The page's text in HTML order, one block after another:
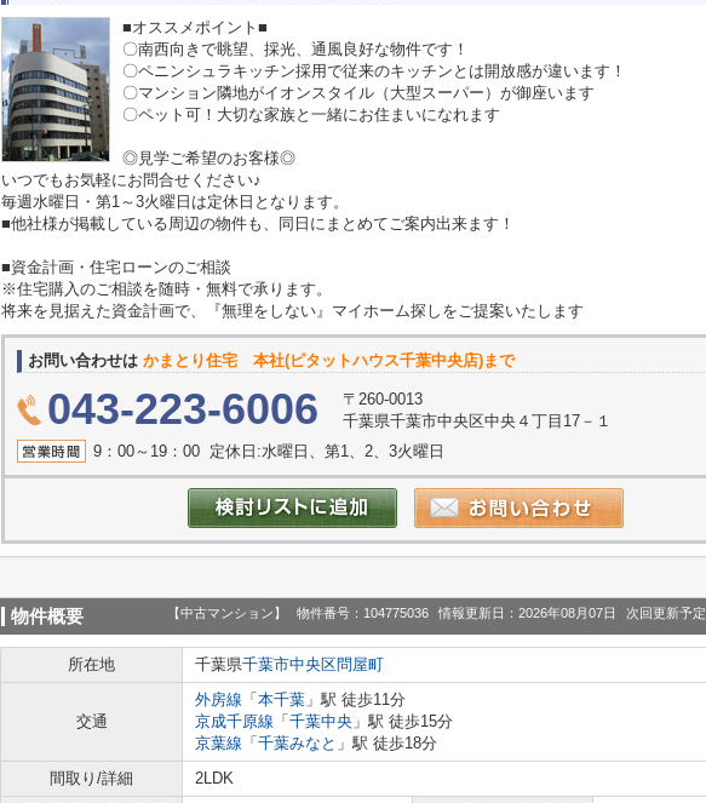
■オススメポイント■
〇南西向きで眺望、採光、通風良好な物件です！
〇ペニンシュラキッチン採用で従来のキッチンとは開放感が違います！
〇マンション隣地がイオンスタイル（大型スーパー）が御座います
〇ペット可！大切な家族と一緒にお住まいになれます
◎見学ご希望のお客様◎
いつでもお気軽にお問合せください♪
毎週水曜日・第1～3火曜日は定休日となります。
■他社様が掲載している周辺の物件も、同日にまとめてご案内出来ます！
■資金計画・住宅ローンのご相談
※住宅購入のご相談を随時・無料で承ります。
将来を見据えた資金計画で、『無理をしない』マイホーム探しをご提案いたします
お問い合わせは かまとり住宅 本社(ピタットハウス千葉中央店)まで
043-223-6006
〒260-0013
千葉県千葉市中央区中央４丁目17－１
9：00～19：00 定休日:水曜日、第1、2、3火曜日
物件概要 【中古マンション】 物件番号：104775036 情報更新日：2026年08月07日 次回更新予
所在地 千葉県千葉市中央区問屋町
交通
外房線 「 本千葉 」駅 徒歩11分
京成千原線 「 千葉中央 」駅 徒歩15分
京葉線 「 千葉みなと 」駅 徒歩18分
間取り/詳細
2LDK